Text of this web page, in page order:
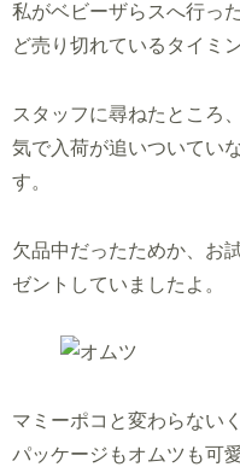
私がベビーザらスへ行っ
ど売り切れているタイミ
スタッフに尋ねたところ
気で入荷が追いついてい
す。
欠品中だったためか、お
ゼントしていましたよ。
マミーポコと変わらない
パッケージもオムツも可